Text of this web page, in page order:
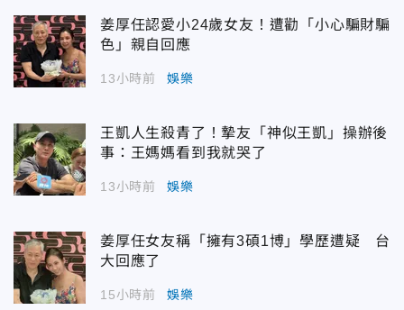
姜厚任認愛小24歲女友！遭勸「小心騙財騙
色」親自回應
13小時前 娛樂
王凱人生殺青了！摯友「神似王凱」操辦後
事：王媽媽看到我就哭了
13小時前 娛樂
姜厚任女友稱「擁有3碩1博」學歷遭疑 台
大回應了
15小時前 娛樂